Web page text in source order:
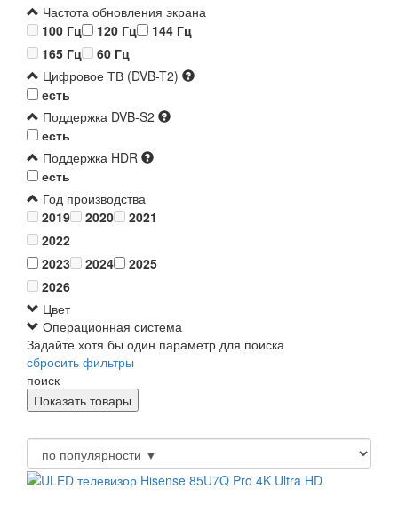
Частота обновления экрана
100 Гц
120 Гц
144 Гц
165 Гц
60 Гц
Цифровое ТВ (DVB-T2)
есть
Поддержка DVB-S2
есть
Поддержка HDR
есть
Год производства
2019
2020
2021
2022
2023
2024
2025
2026
Цвет
Операционная система
Задайте хотя бы один параметр для поиска
сбросить фильтры
поиск